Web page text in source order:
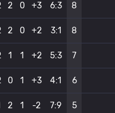
2 0 +3 6:3 8
2 0 +2 3:1 8
1 1 +2 5:3 7
0 1 +3 4:1 6
2 1 -2 7:9 5